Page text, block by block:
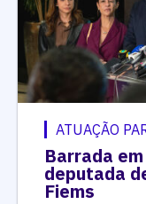
ATUAÇÃO
Barrada
deputada
Fiems